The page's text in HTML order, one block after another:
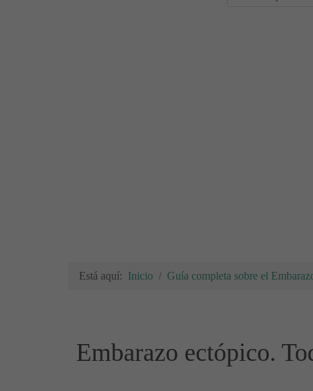
Está aquí: Inicio Guía completa sobre el
Embarazo ectópico.